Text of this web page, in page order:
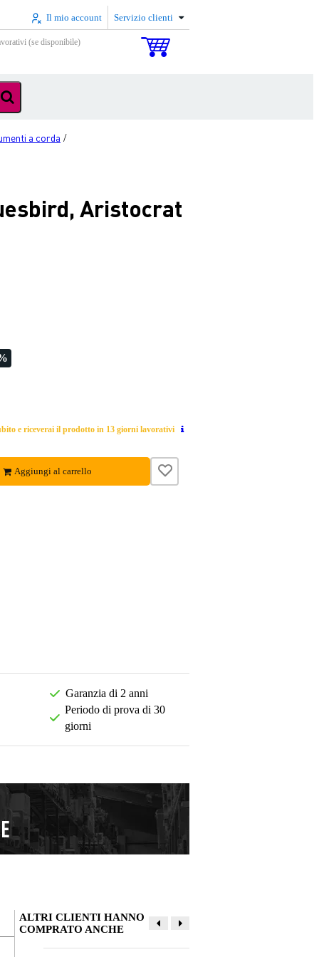
Il mio account Servizio clienti
(se disponibile)
a corda /
Aristocrat
e riceverai il prodotto in 13 giorni lavorativi
Aggiungi al carrello
Garanzia di 2 anni
Periodo di prova di 30
giorni
ALTRI CLIENTI HANNO
COMPRATO ANCHE